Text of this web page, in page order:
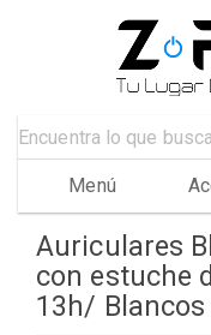
Menú
Auriculares
con estuche
13h/ Blancos